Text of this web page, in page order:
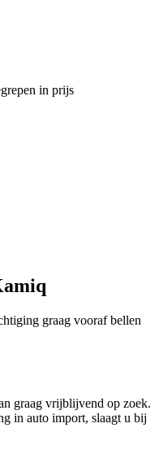
in prijs
graag vooraf bellen
graag vrijblijvend op zoek.
in auto import, slaagt u bij